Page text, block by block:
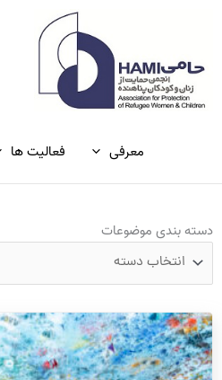
معرفی فعالیت ها
دسته بندی موضوعات
دسته
موضوعات